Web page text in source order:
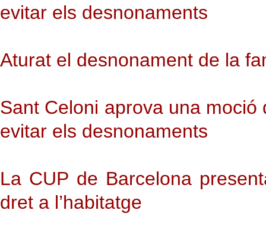
evitar els desnonaments
Aturat el desnonament de la
Sant Celoni aprova una
evitar els desnonaments
La CUP de Barcelona
dret a l’habitatge